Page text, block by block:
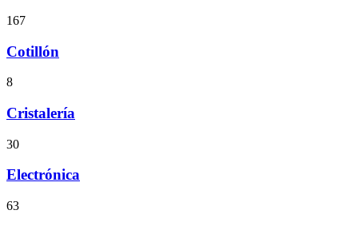
167
Cotillón
8
Cristalería
30
Electrónica
63